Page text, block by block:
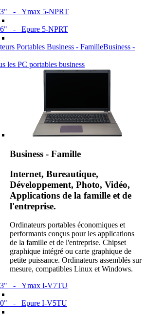
- Ymax 5-NPRT
- Epure 5-NPRT
Business -
les PC portables business
Business - Famille
Internet, Bureautique,
Développement, Photo, Vidéo,
Applications de la famille et de
l'entreprise.
Ordinateurs portables économiques et
performants conçus pour les applications
de la famille et de l'entreprise. Chipset
graphique intégré ou carte graphique de
petite puissance. Ordinateurs assemblés sur
mesure, compatibles Linux et Windows.
- Ymax I-V7TU
- Epure I-V5TU